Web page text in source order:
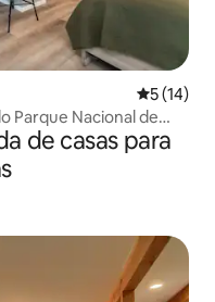
5 de uma
5 (14)
Parque Nacional de
de casas para